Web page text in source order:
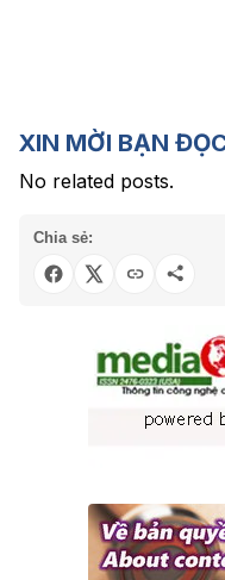
XIN MỜI BẠN
No related posts.
Chia sẻ: